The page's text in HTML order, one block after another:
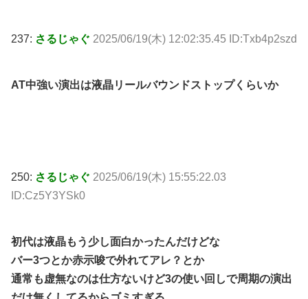
237: さるじゃぐ 2025/06/19(木) 12:02:35.45 ID:Txb4p2szd
AT中強い演出は液晶リールバウンドストップくらいか
250: さるじゃぐ 2025/06/19(木) 15:55:22.03
ID:Cz5Y3YSk0
初代は液晶もう少し面白かったんだけどな
バー3つとか赤示唆で外れてアレ？とか
通常も虚無なのは仕方ないけど3の使い回しで周期の演出